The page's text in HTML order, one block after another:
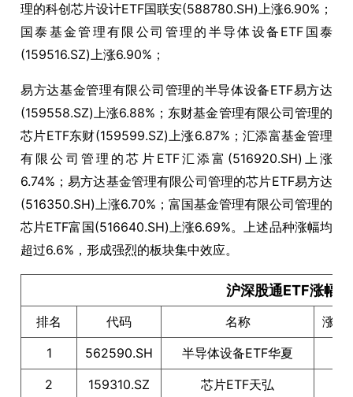
理的科创芯片设计ETF国联安(588780.SH)上涨6.90%；
国泰基金管理有限公司管理的半导体设备ETF国泰
(159516.SZ)上涨6.90%；
易方达基金管理有限公司管理的半导体设备ETF易方达
(159558.SZ)上涨6.88%；东财基金管理有限公司管理的
芯片ETF东财(159599.SZ)上涨6.87%；汇添富基金管理
有限公司管理的芯片ETF汇添富(516920.SH)上涨
6.74%；易方达基金管理有限公司管理的芯片ETF易方达
(516350.SH)上涨6.70%；富国基金管理有限公司管理的
芯片ETF富国(516640.SH)上涨6.69%。上述品种涨幅均
超过6.6%，形成强烈的板块集中效应。
沪深股通ETF涨幅
排名 代码 名称
涨跌
1
562590.SH 半导体设备ETF华夏
2
159310.SZ 芯片ETF天弘